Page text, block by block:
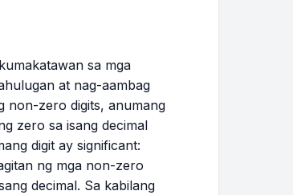
sa mga
at nag-aambag
non-zero digits, anumang
zero sa isang decimal
digit ay significant:
ng mga non-zero
decimal. Sa kabilang